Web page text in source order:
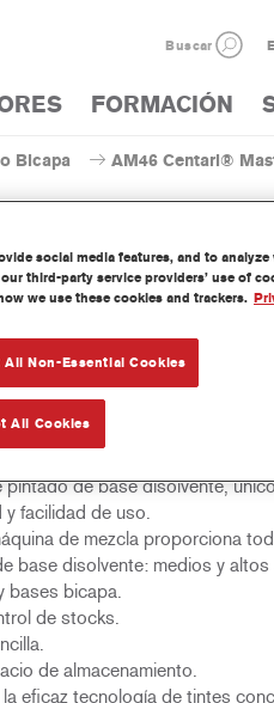
Buscar
FORMACIÓN
Bicapa AM46 Centari®
de base disolvente que forma
pintado de base disolvente,
y facilidad de uso.
de mezcla proporciona
base disolvente: medios y
bases bicapa.
de stocks.
de almacenamiento.
eficaz tecnología de tintes
social media features, and to
third-party service providers’ use of
we use these cookies and trackers.
All Non-Essential Cookies
All Cookies